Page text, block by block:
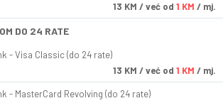
13 KM / već od 1 KM / mj.
DO 24 RATE
- Visa Classic (do 24 rate)
13 KM / već od 1 KM / mj.
- MasterCard Revolving (do 24 rate)